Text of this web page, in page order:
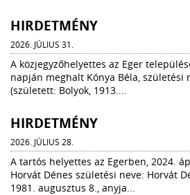
HIRDETMÉNY
2026. JÚLIUS 31.
A közjegyzőhelyettes az Eger
napján meghalt Kónya Béla, születési
(született: Bolyok, 1913....
HIRDETMÉNY
2026. JÚLIUS 28.
A tartós helyettes az Egerben, 2024.
Horvát Dénes születési neve: Horvát
1981. augusztus 8., anyja...